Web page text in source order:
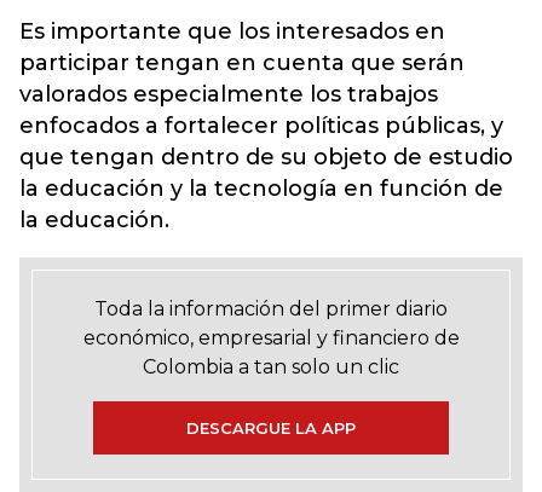
Es importante que los interesados en
participar tengan en cuenta que serán
valorados especialmente los trabajos
enfocados a fortalecer políticas públicas, y
que tengan dentro de su objeto de estudio
la educación y la tecnología en función de
la educación.
Toda la información del primer diario
económico, empresarial y financiero de
Colombia a tan solo un clic
DESCARGUE LA APP